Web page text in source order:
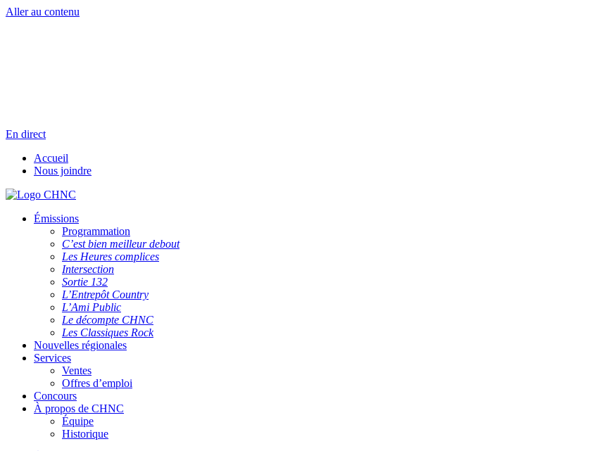
Aller au contenu
En direct
Accueil
Nous joindre
Émissions
Programmation
C’est bien meilleur debout
Les Heures complices
Intersection
Sortie 132
L’Entrepôt Country
L’Ami Public
Le décompte CHNC
Les Classiques Rock
Nouvelles régionales
Services
Ventes
Offres d’emploi
Concours
À propos de CHNC
Équipe
Historique